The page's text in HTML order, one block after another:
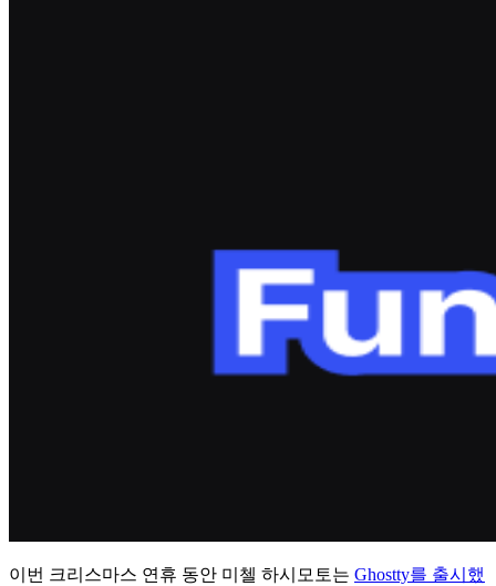
이번 크리스마스 연휴 동안 미첼 하시모토는 Ghostty를 출시했